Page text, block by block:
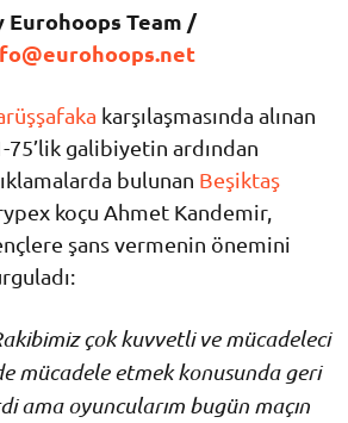
Eurohoops Team /
karşılaşmasında alınan
75’lik galibiyetin ardından
bulunan Beşiktaş
koçu Ahmet Kandemir,
şans vermenin önemini
çok kuvvetli ve mücadeleci
mücadele etmek konusunda geri
ama oyuncularım bugün maçın